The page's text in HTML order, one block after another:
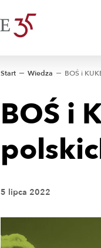
Start Wiedza
BOŚ i
5 lipca 2022